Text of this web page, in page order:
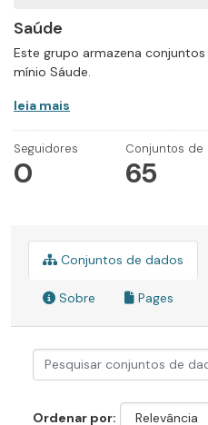
Saúde
Este grupo armazena
mínio Sáude.
leia mais
Seguidores
0
Conjuntos de
65
Conjuntos de dados
Sobre Pages
Ordenar por